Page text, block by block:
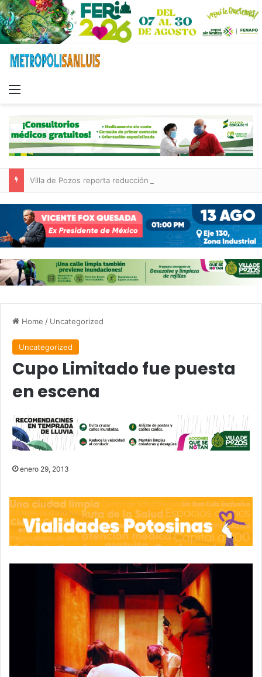
Home / Uncategorized
Uncategorized
Cupo Limitado fue puesta
en escena
enero 29, 2013